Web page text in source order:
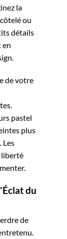
la
ou
détails
en
de votre
pastel
plus
Les
liberté
du
de